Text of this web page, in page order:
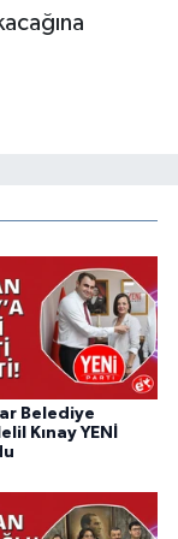
Belediye
Kınay YENİ